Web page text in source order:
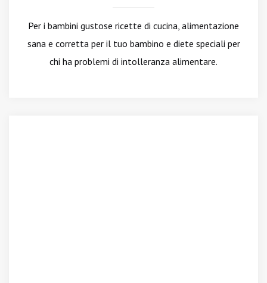
Per i bambini gustose ricette di cucina, alimentazione
sana e corretta per il tuo bambino e diete speciali per
chi ha problemi di intolleranza alimentare.